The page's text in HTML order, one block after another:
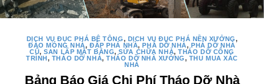
DỊCH VỤ ĐỤC PHÁ BÊ TÔNG,DỊCH VỤ ĐỤC PHÁ NỀN XƯỞNG,
ĐÀO MÓNG NHÀ,ĐẬP PHÁ NHÀ,PHÁ DỠ NHÀ,PHÁ DỠ NHÀ
CŨ,SAN LẤP MẶT BẰNG,SỬA CHỮA NHÀ,THÁO DỠ CÔNG
TRÌNH, THÁO DỠ NHÀ, THÁO DỠ NHÀ XƯỞNG, THU MUA XÁC
NHÀ